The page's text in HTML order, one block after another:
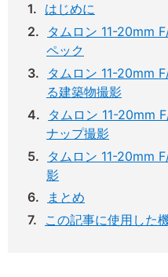
はじめに
タムロン 11-20mm
ペック
タムロン 11-20mm
る建築物撮影
タムロン 11-20mm
ナップ撮影
タムロン 11-20mm
影
まとめ
この記事に使用した